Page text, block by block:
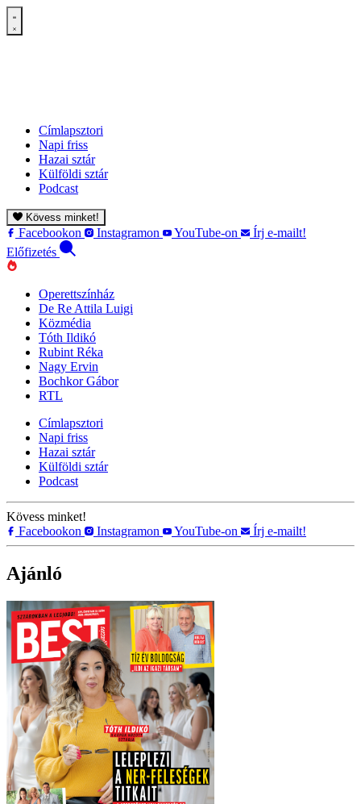
Címlapsztori
Napi friss
Hazai sztár
Külföldi sztár
Podcast
Kövess minket!
Facebookon Instagramon YouTube-on
Írj e-mailt!
Előfizetés
Operettszínház
De Re Attila Luigi
Közmédia
Tóth Ildikó
Rubint Réka
Nagy Ervin
Bochkor Gábor
RTL
Címlapsztori
Napi friss
Hazai sztár
Külföldi sztár
Podcast
Kövess minket!
Facebookon
Instagramon YouTube-on Írj e-mailt!
Ajánló